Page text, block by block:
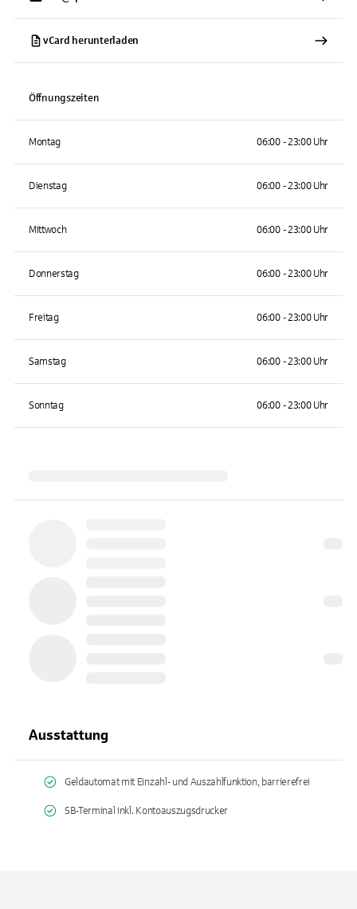
vCard herunterladen
Öffnungszeiten
Montag 06:00 - 23:00 Uhr
Dienstag 06:00 - 23:00 Uhr
Mittwoch 06:00 - 23:00 Uhr
Donnerstag 06:00 - 23:00 Uhr
Freitag 06:00 - 23:00 Uhr
Samstag 06:00 - 23:00 Uhr
Sonntag 06:00 - 23:00 Uhr
Ausstattung
Geldautomat mit Einzahl- und Auszahlfunktion, barrierefrei
SB-Terminal inkl. Kontoauszugsdrucker